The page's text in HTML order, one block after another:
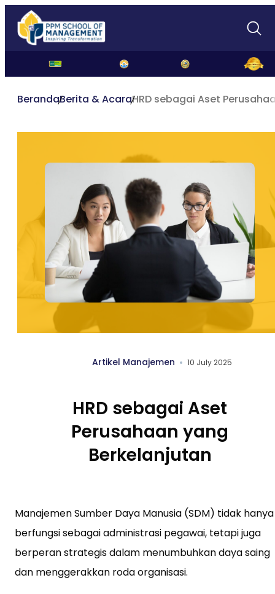
BerandaBerita & AcaraHRD sebagai Aset
Artikel Manajemen 10 July 2025
HRD sebagai Aset
Perusahaan yang
Berkelanjutan
Manajemen Sumber Daya Manusia (SDM) tidak hanya
berfungsi sebagai administrasi pegawai, tetapi juga
berperan strategis dalam menumbuhkan daya saing
dan menggerakkan roda organisasi.